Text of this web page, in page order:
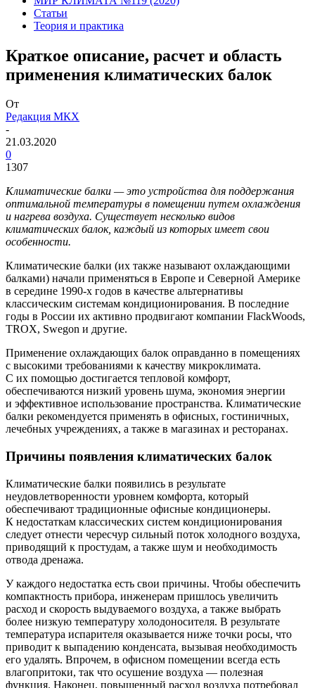
Статьи
Теория и практика
Краткое описание, расчет и область
применения климатических балок
От
Редакция МКХ
-
21.03.2020
0
1307
Климатические балки — ​это устройства для поддержания
оптимальной температуры в помещении путем охлаждения
и нагрева воздуха. Существует несколько видов
климатических балок, каждый из которых имеет свои
особенности.
Климатические балки (их также называют охлаждающими
балками) начали применяться в Европе и Северной Америке
в середине 1990-х годов в качестве альтернативы
классическим системам кондиционирования. В последние
годы в России их активно продвигают компании FlackWoods,
TROX, Swegon и другие.
Применение охлаждающих балок оправданно в помещениях
с высокими требованиями к качеству микроклимата.
С их помощью достигается тепловой комфорт,
обеспечиваются низкий уровень шума, экономия энергии
и эффективное использование пространства. Климатические
балки рекомендуется применять в офисных, гостиничных,
лечебных учреждениях, а также в магазинах и ресторанах.
Причины появления климатических балок
Климатические балки появились в результате
неудовлетворенности уровнем комфорта, который
обеспечивают традиционные офисные кондиционеры.
К недостаткам классических систем кондиционирования
следует отнести чересчур сильный поток холодного воздуха,
приводящий к простудам, а также шум и необходимость
отвода дренажа.
У каждого недостатка есть свои причины. Чтобы обеспечить
компактность прибора, инженерам пришлось увеличить
расход и скорость выдуваемого воздуха, а также выбрать
более низкую температуру холодоносителя. В результате
температура испарителя оказывается ниже точки росы, что
приводит к выпадению конденсата, вызывая необходимость
его удалять. Впрочем, в офисном помещении всегда есть
влагопритоки, так что осушение воздуха — ​полезная
функция. Наконец, повышенный расход воздуха потребовал